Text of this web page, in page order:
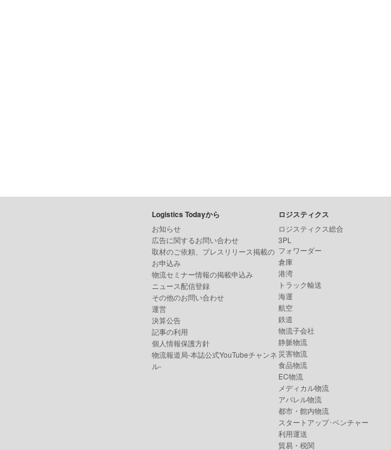
Logistics Todayから
お知らせ
広告に関するお問い合わせ
取材のご依頼、プレスリリース掲載の
お申込み
物流セミナー情報の掲載申込み
ニュース配信登録
その他のお問い合わせ
運営
決算公告
記事の利用
個人情報保護方針
物流報道局-本誌公式YouTubeチャンネ
ル-
ロジスティクス
ロジスティクス総合
3PL
フォワーダー
倉庫
港湾
トラック輸送
海運
航空
鉄道
物流子会社
静脈物流
災害物流
食品物流
EC物流
メディカル物流
アパレル物流
都市・館内物流
スタートアップ･ベンチャー
利用運送
貿易・税関